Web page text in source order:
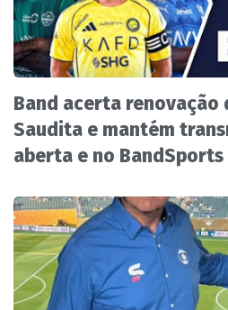
Band acerta renovação
Saudita e mantém
aberta e no BandSports